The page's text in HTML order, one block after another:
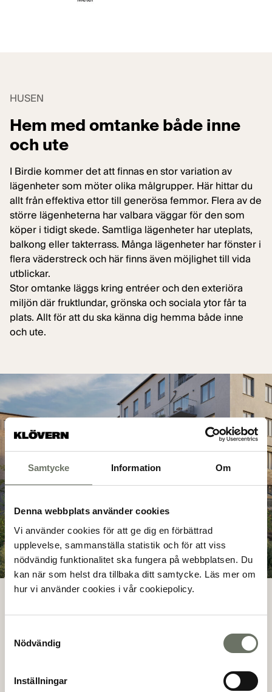
Samtycke Information Om
Denna webbplats använder cookies
Vi använder cookies för att ge dig en förbättrad
upplevelse, sammanställa statistik och för att viss
nödvändig funktionalitet ska fungera på webbplatsen. Du
kan när som helst dra tillbaka ditt samtycke. Läs mer om
hur vi använder cookies i vår cookiepolicy.
Nödvändig
Inställningar
HUSEN
Hem med omtanke både inne
och ute
I Birdie kommer det att finnas en stor variation av
lägenheter som möter olika målgrupper. Här hittar du
allt från effektiva ettor till generösa femmor. Flera av de
större lägenheterna har valbara väggar för den som
köper i tidigt skede. Samtliga lägenheter har uteplats,
balkong eller takterrass. Många lägenheter har fönster i
flera väderstreck och här finns även möjlighet till vida
utblickar.
Stor omtanke läggs kring entréer och den exteriöra
miljön där fruktlundar, grönska och sociala ytor får ta
plats. Allt för att du ska känna dig hemma både inne
och ute.
Tyresö centrum på